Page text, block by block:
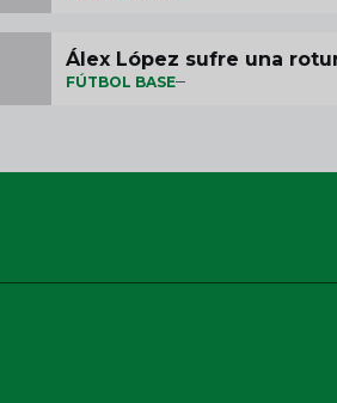
Álex López sufre una
FÚTBOL BASE